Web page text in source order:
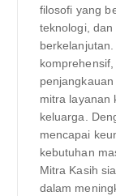
filosofi yang
teknologi,
mitra layanan
keluarga.
mencapai
kebutuhan
Mitra Kasih
dalam